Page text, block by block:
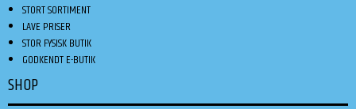
STORT SORTIMENT
LAVE PRISER
STOR FYSISK BUTIK
GODKENDT E-BUTIK
SHOP